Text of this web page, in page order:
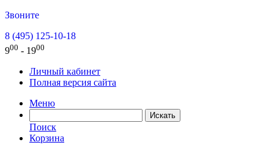
Звоните
8 (495) 125-10-18
900 - 1900
Личный кабинет
Полная версия сайта
Меню
Поиск
Корзина